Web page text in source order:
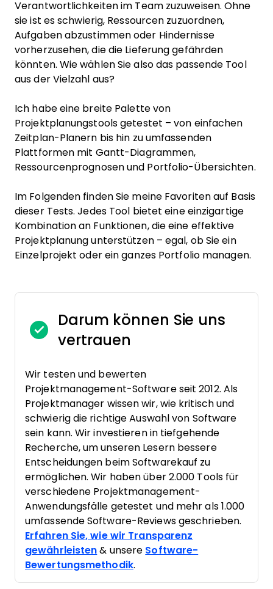
Verantwortlichkeiten im Team zuzuweisen. Ohne
sie ist es schwierig, Ressourcen zuzuordnen,
Aufgaben abzustimmen oder Hindernisse
vorherzusehen, die die Lieferung gefährden
könnten. Wie wählen Sie also das passende Tool
aus der Vielzahl aus?
Ich habe eine breite Palette von
Projektplanungstools getestet – von einfachen
Zeitplan-Planern bis hin zu umfassenden
Plattformen mit Gantt-Diagrammen,
Ressourcenprognosen und Portfolio-Übersichten.
Im Folgenden finden Sie meine Favoriten auf Basis
dieser Tests. Jedes Tool bietet eine einzigartige
Kombination an Funktionen, die eine effektive
Projektplanung unterstützen – egal, ob Sie ein
Einzelprojekt oder ein ganzes Portfolio managen.
Darum können Sie uns
vertrauen
Wir testen und bewerten
Projektmanagement-Software seit 2012. Als
Projektmanager wissen wir, wie kritisch und
schwierig die richtige Auswahl von Software
sein kann. Wir investieren in tiefgehende
Recherche, um unseren Lesern bessere
Entscheidungen beim Softwarekauf zu
ermöglichen. Wir haben über 2.000 Tools für
verschiedene Projektmanagement-
Anwendungsfälle getestet und mehr als 1.000
umfassende Software-Reviews geschrieben.
Erfahren Sie, wie wir Transparenz
gewährleisten & unsere Software-
Bewertungsmethodik.